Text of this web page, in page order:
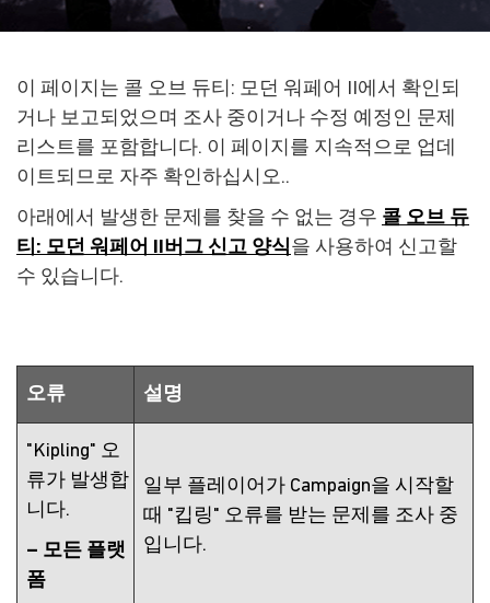
이 페이지는 콜 오브 듀티: 모던 워페어 II에서 확인되
거나 보고되었으며 조사 중이거나 수정 예정인 문제
리스트를 포함합니다. 이 페이지를 지속적으로 업데
이트되므로 자주 확인하십시오..
아래에서 발생한 문제를 찾을 수 없는 경우 콜 오브 듀
티: 모던 워페어 II버그 신고 양식을 사용하여 신고할
수 있습니다.
오류 설명
"Kipling" 오
류가 발생합
니다.
– 모든 플랫
폼
일부 플레이어가 Campaign을 시작할
때 "킵링" 오류를 받는 문제를 조사 중
입니다.